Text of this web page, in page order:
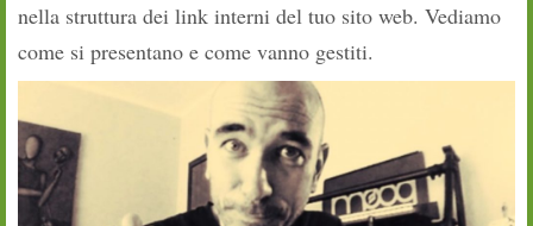
nella struttura dei link interni del tuo sito web. Vediamo
come si presentano e come vanno gestiti.